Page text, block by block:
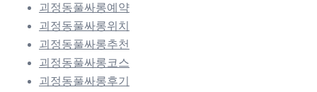
괴정동풀싸롱예약
괴정동풀싸롱위치
괴정동풀싸롱추천
괴정동풀싸롱코스
괴정동풀싸롱후기